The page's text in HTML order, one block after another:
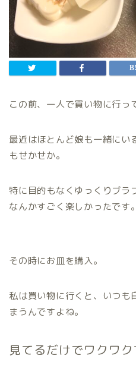
この前、一人で買い物に行っ
最近はほとんど娘も一緒にい
もせかせか。
特に目的もなくゆっくりブラ
なんかすごく楽しかったです。
その時にお皿を購入。
私は買い物に行くと、いつも
まうんですよね。
見てるだけでワクワク